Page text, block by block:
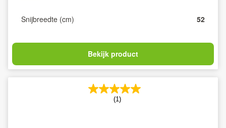
Snijbreedte (cm) 52
Bekijk product
(1)